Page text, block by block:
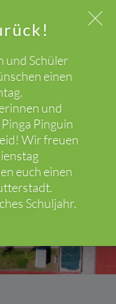
und Schüler
einen
und
Pinguin
Wir freuen
euch einen
Schuljahr.